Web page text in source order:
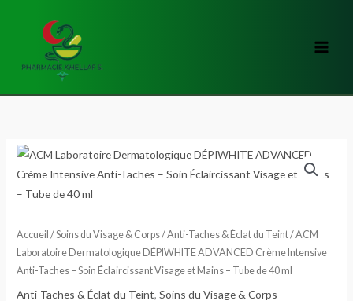
Accueil /Soins du Visage & Corps/Anti-Taches & Éclat du Teint/ ACM
Laboratoire Dermatologique DÉPIWHITE ADVANCED Crème Intensive
Anti-Taches – Soin Éclaircissant Visage et Mains – Tube de 40 ml
Anti-Taches & Éclat du Teint,Soins du Visage & Corps
quantité
de
ACM
Dermatologique
DÉPIWHITE
ADVANCED
Crème